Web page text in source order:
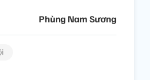
Phùng Nam Sương